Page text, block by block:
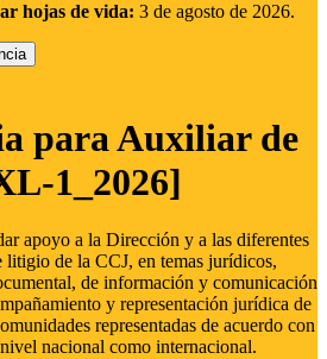
hojas de vida: 3 de agosto de 2026.
para Auxiliar de
1_2026]
apoyo a la Dirección y a las diferentes
litigio de la CCJ, en temas jurídicos,
de información y comunicación
y representación jurídica de
representadas de acuerdo con
nacional como internacional.